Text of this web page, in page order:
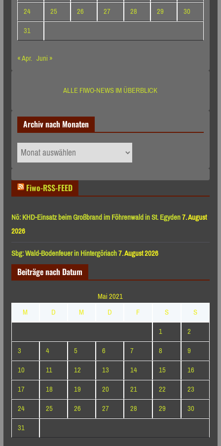
24
25 26 27 28 29
30
31
« Apr. Juni »
ALLE FIWO-NEWS IM ÜBERBLICK
Archiv nach Monaten
Archiv
nach
Fiwo-RSS-FEED
Nö: KHD-Einsatz beim Großbrand im Föhrenwald in St. Egyden7. August
2026
Sbg: Wald-Bodenfeuer in Hintergöriach7. August 2026
Beiträge nach Datum
Mai 2021
M
D M D F S
S
1
2
3
4 5 6 7 8
9
10
11 12 13 14 15
16
17
18 19 20 21 22
23
24
25 26 27 28 29
30
31